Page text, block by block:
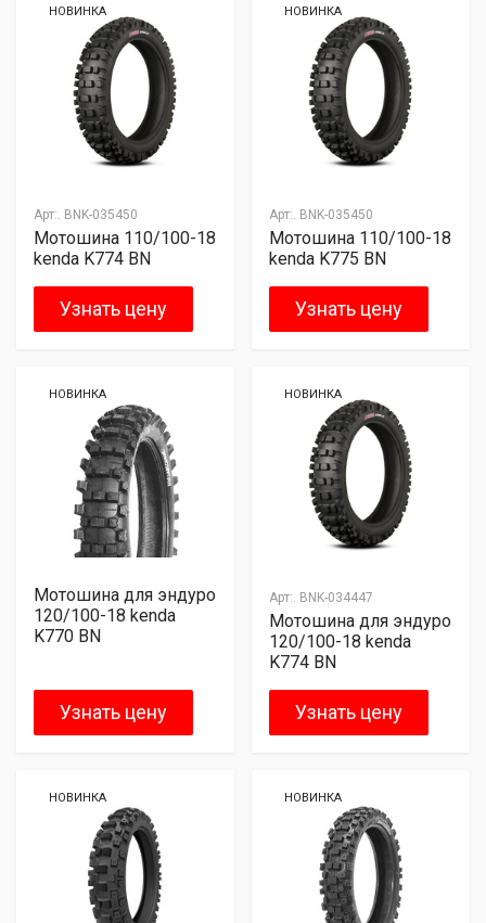
Арт:. BNK-035450
НОВИНКА
Мотошина 110/100-18
kenda K774 BN
Узнать цену
Арт:. BNK-035450
НОВИНКА
Мотошина 110/100-18
kenda K775 BN
Узнать цену
НОВИНКА
Мотошина для эндуро
120/100-18 kenda
K770 BN
Узнать цену
Арт:. BNK-034447
НОВИНКА
Мотошина для эндуро
120/100-18 kenda
K774 BN
Узнать цену
НОВИНКА НОВИНКА